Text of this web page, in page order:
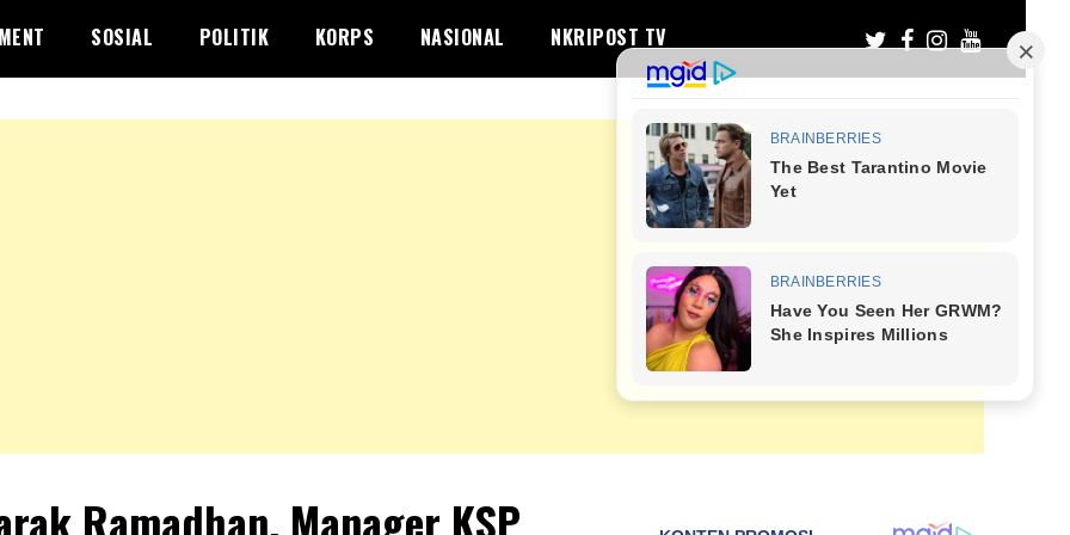
SOSIAL POLITIK KORPS NASIONAL NKRIPOST TV
Ramadhan, Manager KSP